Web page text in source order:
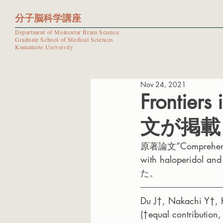
分子脳科学講座
Department of Molecular Brain Science
Graduate School of Medical Sciences
Kumamoto University
文が掲
Nov 24, 2021
原著論文
with haloperidol
た。
Du J†, Nakachi Y†,
(†equal